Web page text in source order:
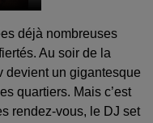
déjà nombreuses
Au soir de la
devient un gigantesque
quartiers. Mais c’est
rendez-vous, le DJ set